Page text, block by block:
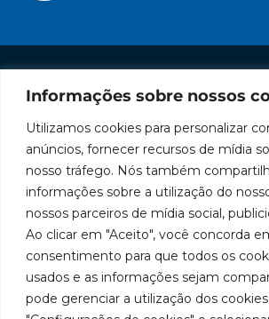
Informações sobre nossos
Utilizamos cookies para personalizar
anúncios, fornecer recursos de mídia
nosso tráfego. Nós também
informações sobre a utilização do
nossos parceiros de mídia social,
Ao clicar em "Aceito", você concorda
consentimento para que todos os
usados e as informações sejam
pode gerenciar a utilização dos
Marca
líder
em
fabricação
de
equipamentos
para
lubrificação
Políticas
Privacidade
Políticas
de
Cookies
Institucional
A Bozza
Produtos
Soluções
Assistências
Técnicas
Seja um
representante
Trabalhe
Conosco
Rua
Tiradentes,
931 –
Franchini,
50/96
Fale
SAC: 0800
019 5050